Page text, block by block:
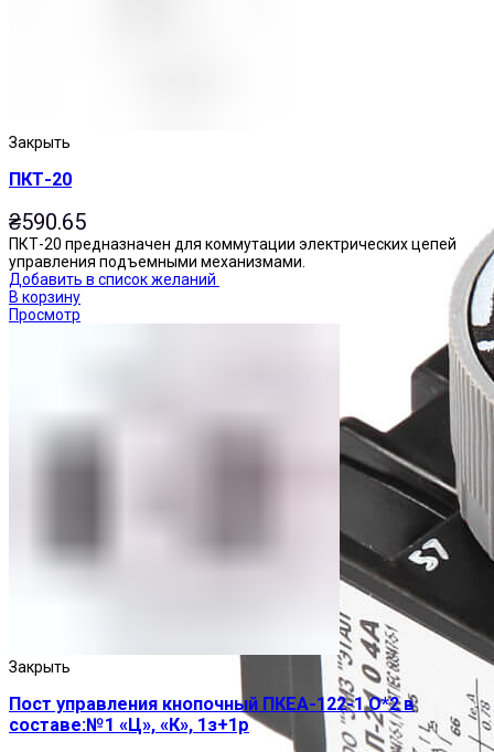
Закрыть
ПКТ-20
₴590.65
ПКТ-20 предназначен для коммутации электрических цепей
управления подъемными механизмами.
Добавить в список желаний
В корзину
Просмотр
Закрыть
Пост управления кнопочный ПКЕА-122-1 О*2 в
составе:№1 «Ц», «К», 1з+1р